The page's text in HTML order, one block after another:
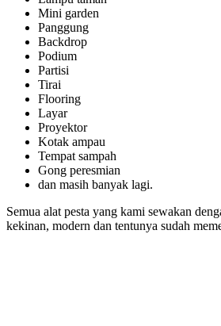
Mini garden
Panggung
Backdrop
Podium
Partisi
Tirai
Flooring
Layar
Proyektor
Kotak ampau
Tempat sampah
Gong peresmian
dan masih banyak lagi.
Semua alat pesta yang kami sewakan
kekinan, modern dan tentunya sudah